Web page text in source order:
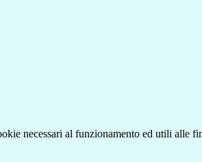
necessari al funzionamento ed utili alle